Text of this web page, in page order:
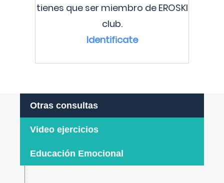
tienes que ser miembro de EROSKI
club.
Identificate
Otras consultas
Video ejercicios
Educación Emocional